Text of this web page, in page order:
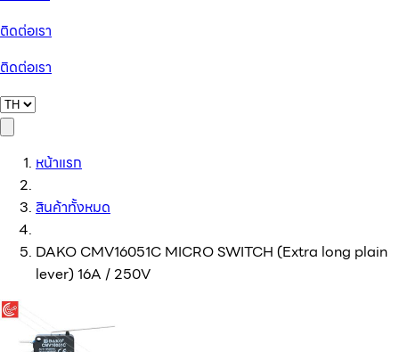
ติดต่อเรา
ติดต่อเรา
หน้าแรก
สินค้าทั้งหมด
DAKO CMV16051C MICRO SWITCH (Extra long plain
lever) 16A / 250V